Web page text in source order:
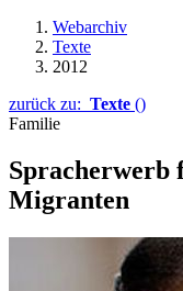
Webarchiv
Texte
2012
zurück zu: Texte ()
Familie
Spracherwerb
Migranten